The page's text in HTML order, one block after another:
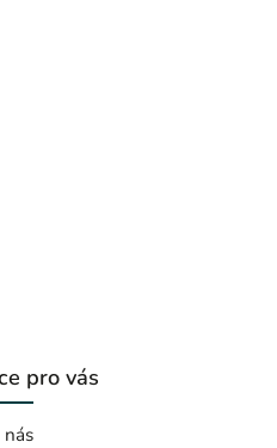
pro vás
nás